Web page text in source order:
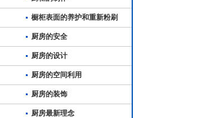
橱柜表面的养护和重新粉刷
厨房的安全
厨房的设计
厨房的空间利用
厨房的装饰
厨房最新理念